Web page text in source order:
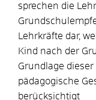
sprechen die
Lehrkräfte dar,
Kind nach der
Grundlage
pädagogische
berücksichtigt